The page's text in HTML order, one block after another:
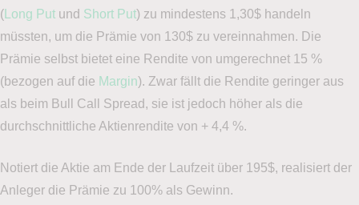
( Long Put und Short Put) zu mindestens 1,30$ handeln
müssten, um die Prämie von 130$ zu vereinnahmen. Die
Prämie selbst bietet eine Rendite von umgerechnet 15 %
(bezogen auf die Margin). Zwar fällt die Rendite geringer aus
als beim Bull Call Spread, sie ist jedoch höher als die
durchschnittliche Aktienrendite von + 4,4 %.
Notiert die Aktie am Ende der Laufzeit über 195$, realisiert der
Anleger die Prämie zu 100% als Gewinn.